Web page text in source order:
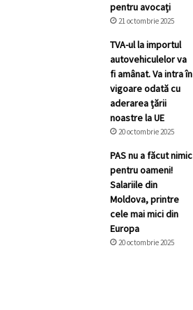
pentru avocați
21 octombrie 2025
TVA-ul la importul
autovehiculelor va
fi amânat. Va intra în
vigoare odată cu
aderarea țării
noastre la UE
20 octombrie 2025
PAS nu a făcut nimic
pentru oameni!
Salariile din
Moldova, printre
cele mai mici din
Europa
20 octombrie 2025